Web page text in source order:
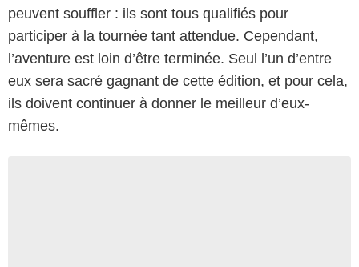
peuvent souffler : ils sont tous qualifiés pour
participer à la tournée tant attendue. Cependant,
l’aventure est loin d’être terminée. Seul l’un d’entre
eux sera sacré gagnant de cette édition, et pour cela,
ils doivent continuer à donner le meilleur d’eux-
mêmes.